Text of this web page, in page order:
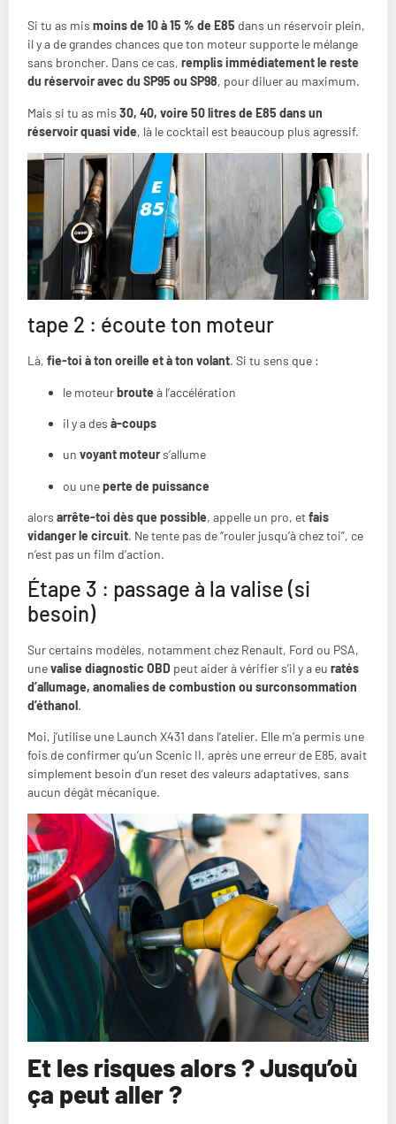
Si tu as mis moins de 10 à 15 % de E85 dans un réservoir plein,
il y a de grandes chances que ton moteur supporte le mélange
sans broncher. Dans ce cas, remplis immédiatement le reste
du réservoir avec du SP95 ou SP98, pour diluer au maximum.
Mais si tu as mis 30, 40, voire 50 litres de E85 dans un
réservoir quasi vide, là le cocktail est beaucoup plus agressif.
tape 2 : écoute ton moteur
Là, fie-toi à ton oreille et à ton volant. Si tu sens que :
le moteurbroute à l’accélération
il y a des à-coups
un voyant moteurs’allume
ou uneperte de puissance
alors arrête-toi dès que possible, appelle un pro, etfais
vidanger le circuit. Ne tente pas de “rouler jusqu’à chez toi”, ce
n’est pas un film d’action.
Étape 3 : passage à la valise (si
besoin)
Sur certains modèles, notamment chez Renault, Ford ou PSA,
unevalise diagnostic OBD peut aider à vérifier s’il y a eu ratés
d’allumage, anomalies de combustion ou surconsommation
d’éthanol.
Moi, j’utilise une Launch X431 dans l’atelier. Elle m’a permis une
fois de confirmer qu’un Scenic II, après une erreur de E85, avait
simplement besoin d’un reset des valeurs adaptatives, sans
aucun dégât mécanique.
Et les risques alors ? Jusqu’où
ça peut aller ?